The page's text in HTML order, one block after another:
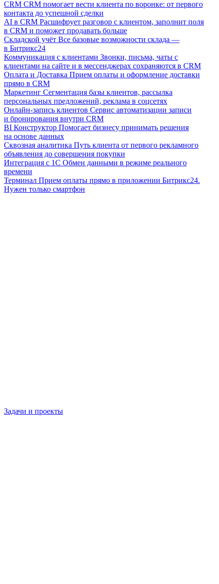
CRM CRM помогает вести клиента по воронке: от первого
контакта до успешной сделки
AI в CRM Расшифрует разговор с клиентом, заполнит поля
в CRM и поможет продавать больше
Складской учёт Все базовые возможности склада —
в Битрикс24
Коммуникация с клиентами Звонки, письма, чаты с
клиентами на сайте и в мессенджерах сохраняются в CRM
Оплата и Доставка Прием оплаты и оформление доставки
прямо в CRM
Маркетинг Сегментация базы клиентов, рассылка
персональных предложений, реклама в соцсетях
Онлайн-запись клиентов Сервис автоматизации записи
и бронирования внутри CRM
BI Конструктор Помогает бизнесу принимать решения
на основе данных
Сквозная аналитика Путь клиента от первого рекламного
объявления до совершения покупки
Интеграция с 1С Обмен данными в режиме реального
времени
Терминал Прием оплаты прямо в приложении Битрикс24.
Нужен только смартфон
Задачи и проекты